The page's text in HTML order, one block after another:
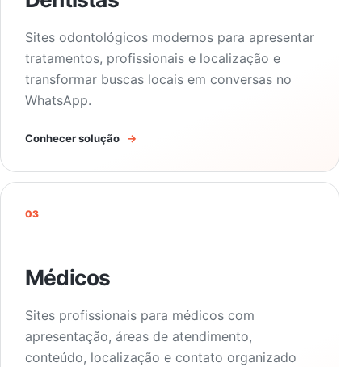
Sites odontológicos modernos para apresentar
tratamentos, profissionais e localização e
transformar buscas locais em conversas no
WhatsApp.
Conhecer solução →
03
Médicos
Sites profissionais para médicos com
apresentação, áreas de atendimento,
conteúdo, localização e contato organizado